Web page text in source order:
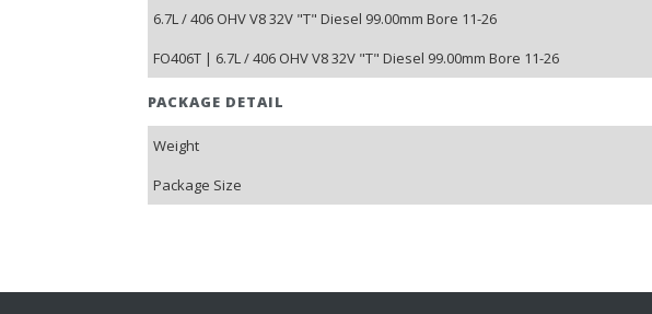
6.7L / 406 OHV V8 32V "T" Diesel 99.00mm Bore 11-26
FO406T | 6.7L / 406 OHV V8 32V "T" Diesel 99.00mm Bore 11-26
PACKAGE DETAIL
Weight
Package Size